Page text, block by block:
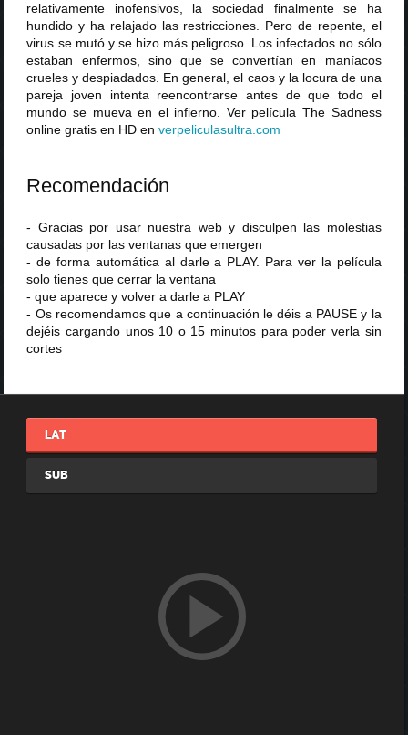
relativamente inofensivos, la sociedad finalmente se ha
hundido y ha relajado las restricciones. Pero de repente, el
virus se mutó y se hizo más peligroso. Los infectados no sólo
estaban enfermos, sino que se convertían en maníacos
crueles y despiadados. En general, el caos y la locura de una
pareja joven intenta reencontrarse antes de que todo el
mundo se mueva en el infierno. Ver película The Sadness
online gratis en HD enverpeliculasultra .com
Recomendación
- Gracias por usar nuestra web y disculpen las molestias
causadas por las ventanas que emergen
- de forma automática al darle a PLAY. Para ver la película
solo tienes que cerrar la ventana
- que aparece y volver a darle a PLAY
- Os recomendamos que a continuación le déis a PAUSE y la
dejéis cargando unos 10 o 15 minutos para poder verla sin
cortes
LAT
SUB